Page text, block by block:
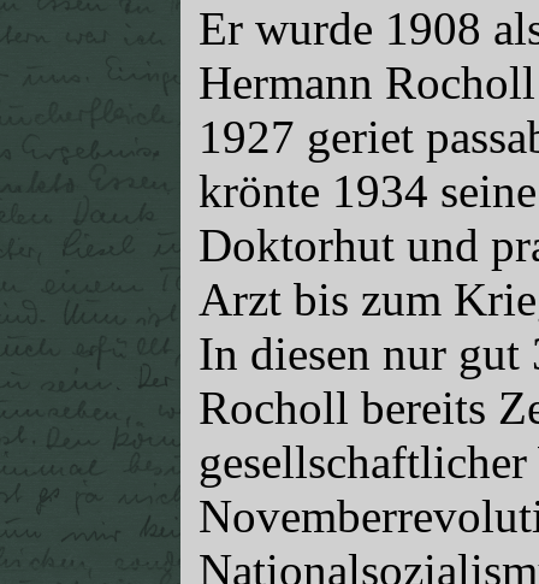
Er wurde 1908
Hermann
1927 geriet
krönte 1934
Doktorhut und
Arzt bis zum
In diesen nur gut
Rocholl bereits